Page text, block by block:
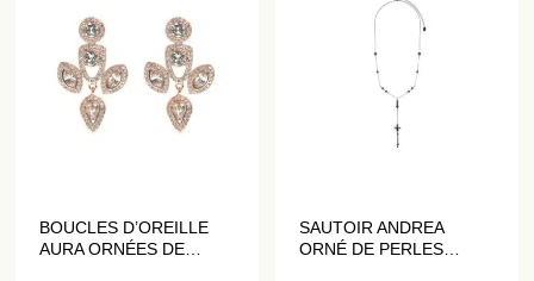
BOUCLES D’OREILLE
AURA ORNÉES DE
SAUTOIR ANDREA
ORNÉ DE PERLES